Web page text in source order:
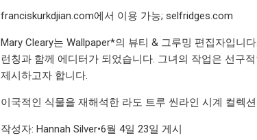
franciskurkdjian.com에서 이용 가능; selfridges.com
Mary Cleary는 Wallpaper*의 뷰티 & 그루밍 편집자입니
런칭과 함께 에디터가 되었습니다. 그녀의 작업은 선구
제시하고자 합니다.
이국적인 식물을 재해석한 라도 트루 씬라인 시계 컬렉
작성자: Hannah Silver•6월 4일 23일 게시